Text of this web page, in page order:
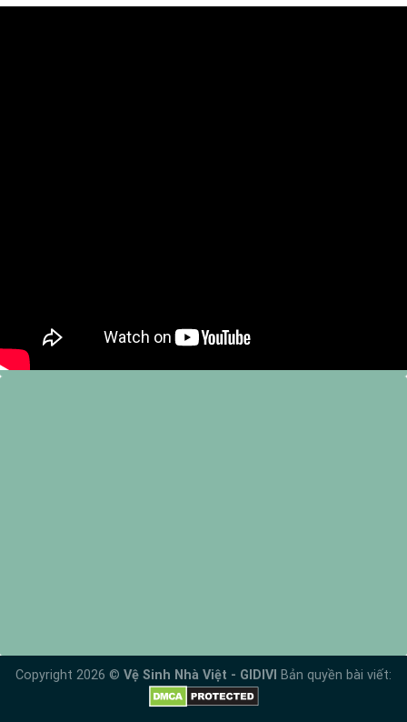
Copyright 2026 © Vệ Sinh Nhà Việt - GIDIVI Bản quyền bài viết: